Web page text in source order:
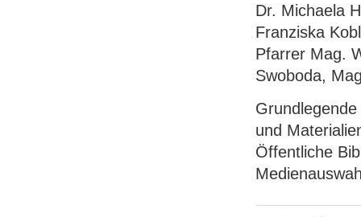
Dr. Michaela
Franziska
Pfarrer Mag.
Swoboda,
und
Öffentliche